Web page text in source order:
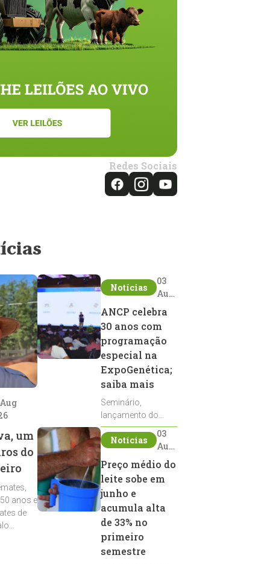
Redes Sociais
um
do
anos e
de
Notícias
03
Aug
ANCP celebra
30 anos com
programação
especial na
ExpoGenética;
saiba mais
Seminário,
lançamento do
Sumário de Touros,
debates, podcast,
reprodutores e
homenagens
integram a
programação da
entidade durante a
ExpoGenética 2026
Notícias
03
Aug
2026
Preço médio do
leite sobe em
junho e
acumula alta
de 33% no
primeiro
semestre